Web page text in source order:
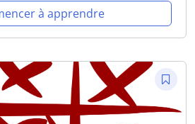
à apprendre